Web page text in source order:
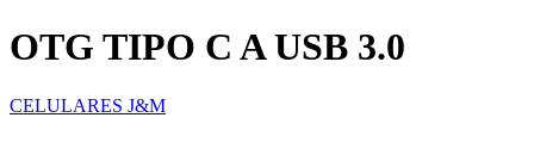
OTG TIPO C A USB 3.0
CELULARES J&M